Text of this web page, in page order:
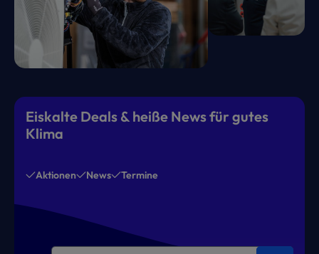
Eiskalte Deals & heiße News für gutes
Klima
Aktionen News Termine